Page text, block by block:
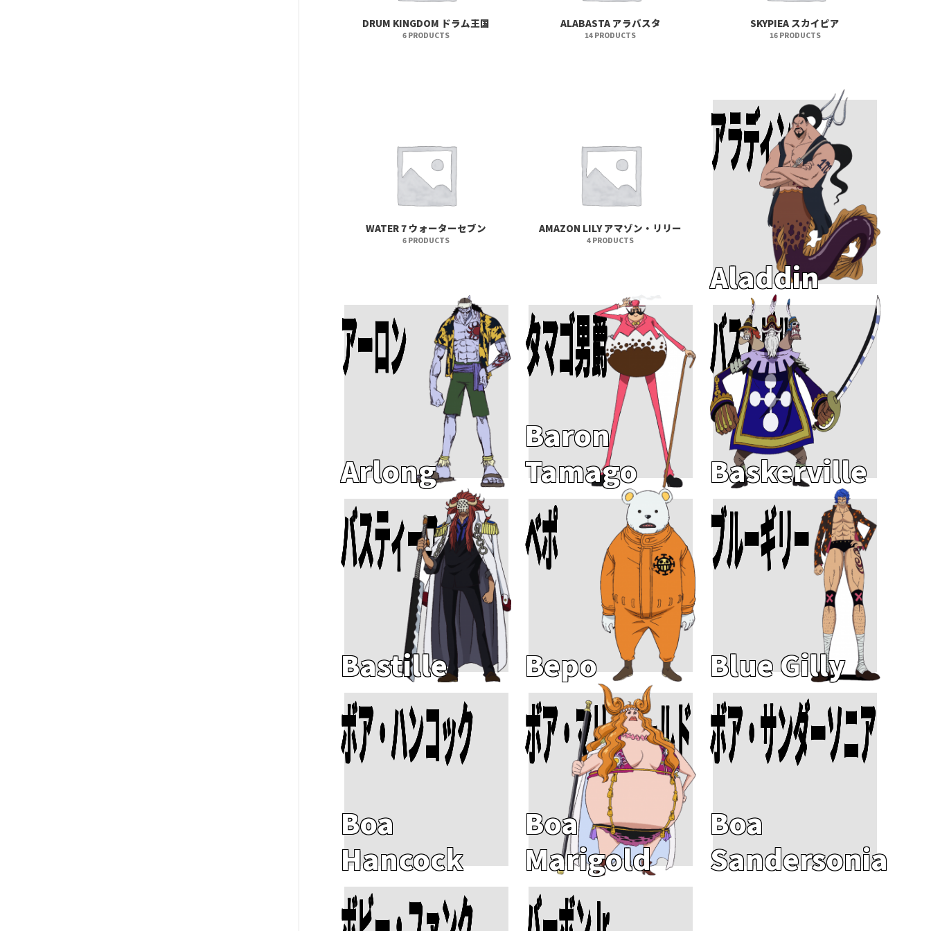
DRUM KINGDOM ドラム王国
6 PRODUCTS
ALABASTA アラバスタ
14 PRODUCTS
SKYPIEA スカイピア
16 PRODUCTS
WATER 7 ウォーターセブン
6 PRODUCTS
AMAZON LILY アマゾン・リリー
4 PRODUCTS
アラディン
Aladdin
Add To Cart
アーロン
Arlong
Add To Cart タマゴ男爵
Baron
Tamago
Add To Cart バスカビル
Baskerville
Add To Cart
バスティーユ
Bastille
Add To Cart ベポ
Bepo
Add To Cart ブルーギリー
Blue Gilly
Add To Cart
ボア・ハンコック
Boa
Hancock
Add To Cart ボア・マリーゴールド
Boa
Marigold
Add To Cart ボア・サンダーソニア
Boa
Sandersonia
Add To Cart
Add To Cart Add To Cart